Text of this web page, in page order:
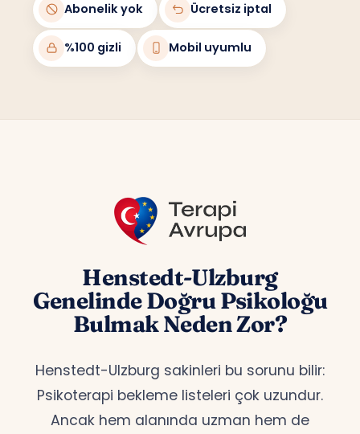
Abonelik yok Ücretsiz iptal
%100 gizli Mobil uyumlu
Henstedt-Ulzburg
Genelinde Doğru Psikoloğu
Bulmak Neden Zor?
Henstedt-Ulzburg sakinleri bu sorunu bilir:
Psikoterapi bekleme listeleri çok uzundur.
Ancak hem alanında uzman hem de